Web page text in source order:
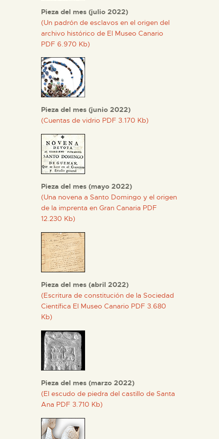
Pieza del mes (julio 2022)
(Un padrón de esclavos en el origen del
archivo histórico de El Museo Canario
PDF 6.970 Kb)
Pieza del mes (junio 2022)
(Cuentas de vidrio PDF 3.170 Kb)
Pieza del mes (mayo 2022)
(Una novena a Santo Domingo y el origen
de la imprenta en Gran Canaria PDF
12.230 Kb)
Pieza del mes (abril 2022)
(Escritura de constitución de la Sociedad
Científica El Museo Canario PDF 3.680
Kb)
Pieza del mes (marzo 2022)
(El escudo de piedra del castillo de Santa
Ana PDF 3.710 Kb)